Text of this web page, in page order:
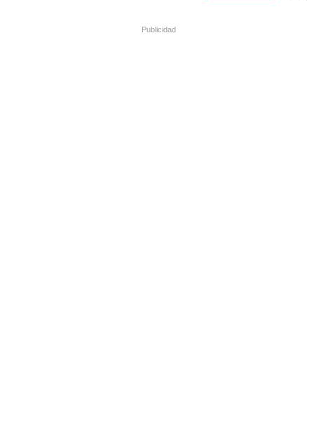
Publicidad